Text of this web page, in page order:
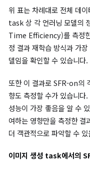
조절합니다.
(12) minθtfLr(θtr)
Outer loop에서는
inner loop 결과를 기반
해 remaining data에
(13)θt+1=θt
−1[